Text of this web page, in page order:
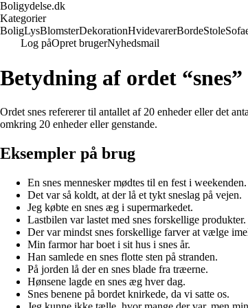
Boligydelse.dk
Kategorier
BoligLysBlomsterDekorationHvidevarerBordeStole
Log påOpret brugerNyhedsmail
Betydning af ordet “snes”
Ordet snes refererer til antallet af 20 enheder eller det
omkring 20 enheder eller genstande.
Eksempler på brug
En snes mennesker mødtes til en fest i weekenden.
Det var så koldt, at der lå et tykt sneslag på vejen.
Jeg købte en snes æg i supermarkedet.
Lastbilen var lastet med snes forskellige produkter.
Der var mindst snes forskellige farver at vælge
Min farmor har boet i sit hus i snes år.
Han samlede en snes flotte sten på stranden.
På jorden lå der en snes blade fra træerne.
Hønsene lagde en snes æg hver dag.
Snes benene på bordet knirkede, da vi satte os.